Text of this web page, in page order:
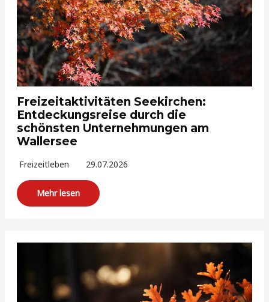
Freizeitaktivitäten Seekirchen:
Entdeckungsreise durch die
schönsten Unternehmungen am
Wallersee
Freizeitleben 29.07.2026
Mehr lesen